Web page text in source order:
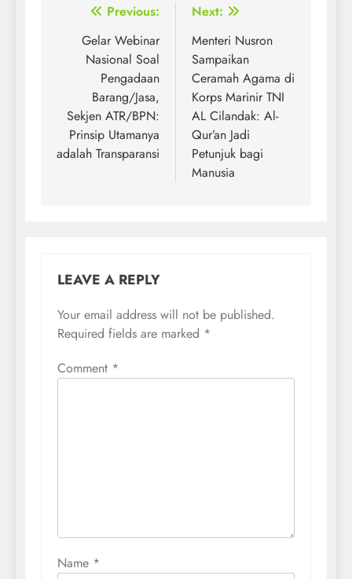
Post
navigation
Previous:
Gelar Webinar
Nasional Soal
Pengadaan
Barang/Jasa,
Sekjen ATR/BPN:
Prinsip Utamanya
adalah Transparansi
Next:
Menteri Nusron
Sampaikan
Ceramah Agama di
Korps Marinir TNI
AL Cilandak: Al-
Qur’an Jadi
Petunjuk bagi
Manusia
LEAVE A REPLY
Your email address will not be published.
Required fields are marked *
Comment *
Name *